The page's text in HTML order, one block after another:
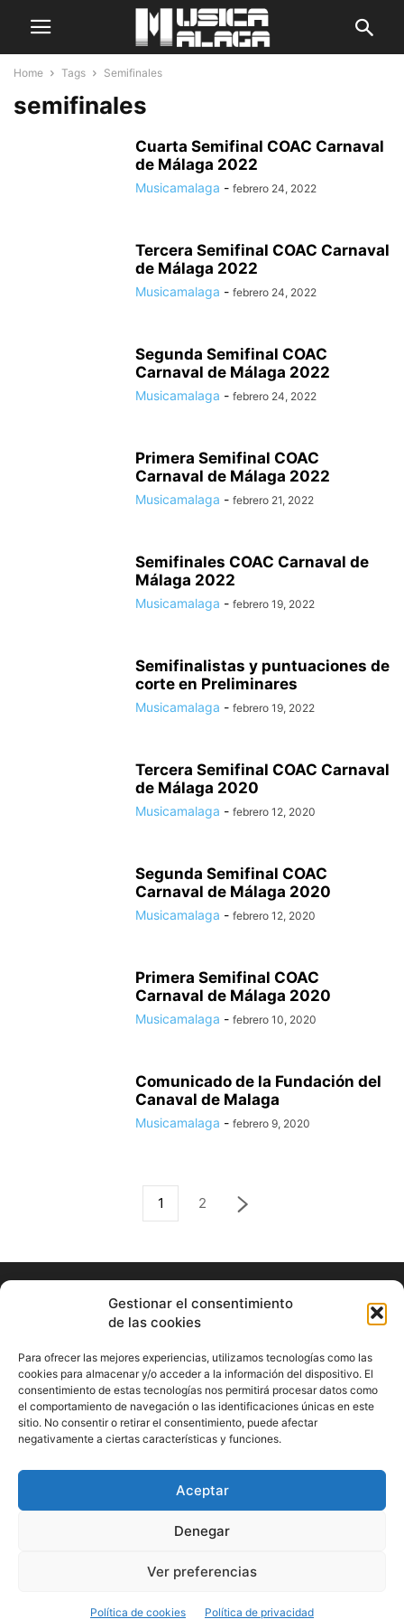
Gestionar el consentimiento
de las cookies
Para ofrecer las mejores experiencias, utilizamos tecnologías como las
cookies para almacenar y/o acceder a la información del dispositivo. El
consentimiento de estas tecnologías nos permitirá procesar datos como
el comportamiento de navegación o las identificaciones únicas en este
sitio. No consentir o retirar el consentimiento, puede afectar
negativamente a ciertas características y funciones.
Aceptar
Denegar
Ver preferencias
Política de cookies Política de privacidad
Home Tags Semifinales
semifinales
Cuarta Semifinal COAC Carnaval
de Málaga 2022
Musicamalaga - febrero 24, 2022
Tercera Semifinal COAC Carnaval
de Málaga 2022
Musicamalaga - febrero 24, 2022
Segunda Semifinal COAC
Carnaval de Málaga 2022
Musicamalaga - febrero 24, 2022
Primera Semifinal COAC
Carnaval de Málaga 2022
Musicamalaga - febrero 21, 2022
Semifinales COAC Carnaval de
Málaga 2022
Musicamalaga - febrero 19, 2022
Semifinalistas y puntuaciones de
corte en Preliminares
Musicamalaga - febrero 19, 2022
Tercera Semifinal COAC Carnaval
de Málaga 2020
Musicamalaga - febrero 12, 2020
Segunda Semifinal COAC
Carnaval de Málaga 2020
Musicamalaga - febrero 12, 2020
Primera Semifinal COAC
Carnaval de Málaga 2020
Musicamalaga - febrero 10, 2020
Comunicado de la Fundación del
Canaval de Malaga
Musicamalaga - febrero 9, 2020
1 2
ABOUT US
Información Cultural de Málaga y otros de interés general
Contact us:musicamalaga55@gmail.com
FOLLOW US
© Musicamalaga